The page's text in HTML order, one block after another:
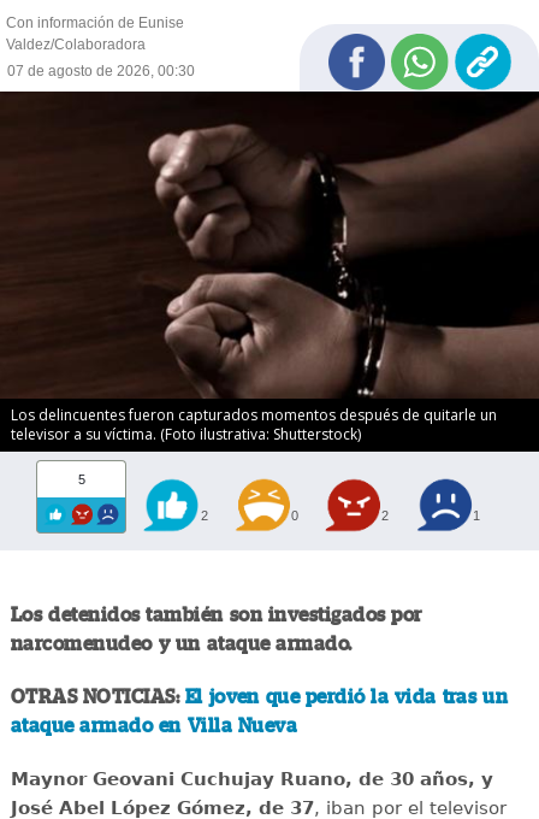
Con información de Eunise
Valdez/Colaboradora
07 de agosto de 2026, 00:30
Los delincuentes fueron capturados momentos después de quitarle un
televisor a su víctima. (Foto ilustrativa: Shutterstock)
5
2 0 2 1
Los detenidos también son investigados por
narcomenudeo y un ataque armado.
OTRAS NOTICIAS: El joven que perdió la vida tras un
ataque armado en Villa Nueva
Maynor Geovani Cuchujay Ruano, de 30 años, y
José Abel López Gómez, de 37, iban por el televisor